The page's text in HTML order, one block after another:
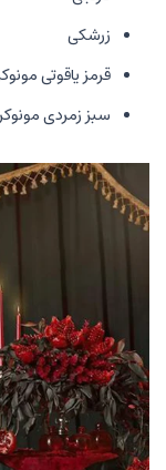
زرشکی
قرمز یاقوتی
سبز زمردی